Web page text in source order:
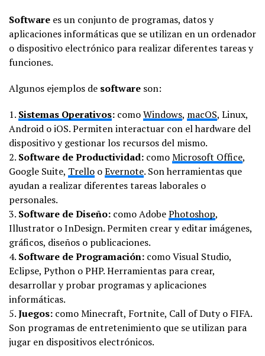
Software es un conjunto de programas, datos y
aplicaciones informáticas que se utilizan en un ordenador
o dispositivo electrónico para realizar diferentes tareas y
funciones.
Algunos ejemplos de software son:
1. Sistemas Operativos: comoWindows, macOS, Linux,
Android o iOS. Permiten interactuar con el hardware del
dispositivo y gestionar los recursos del mismo.
2. Software de Productividad: comoMicrosoft Office,
Google Suite, Trello oEvernote. Son herramientas que
ayudan a realizar diferentes tareas laborales o
personales.
3. Software de Diseño: como AdobePhotoshop,
Illustrator o InDesign. Permiten crear y editar imágenes,
gráficos, diseños o publicaciones.
4. Software de Programación: como Visual Studio,
Eclipse, Python o PHP. Herramientas para crear,
desarrollar y probar programas y aplicaciones
informáticas.
5.Juegos: como Minecraft, Fortnite, Call of Duty o FIFA.
Son programas de entretenimiento que se utilizan para
jugar en dispositivos electrónicos.